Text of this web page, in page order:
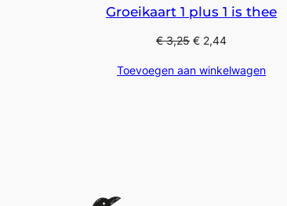
Groeikaart 1 plus 1 is thee
€3,25 € 2,44
Toevoegen aan winkelwagen